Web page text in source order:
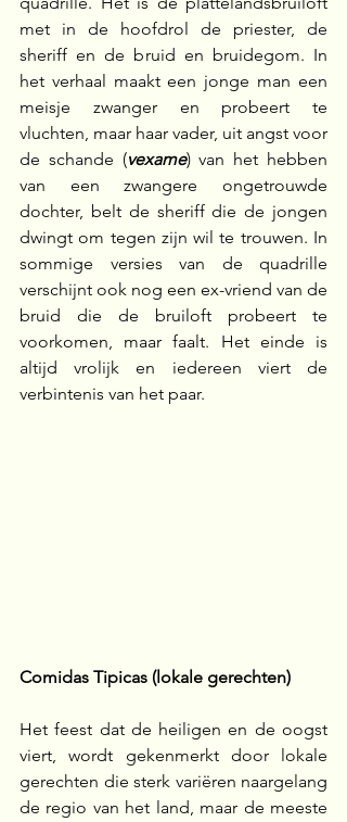
met in de hoofdrol de priester, de
sheriff en de bruid en bruidegom. In
het verhaal maakt een jonge man een
meisje zwanger en probeert te
vluchten, maar haar vader, uit angst voor
de schande (vexame) van het hebben
van een zwangere ongetrouwde
dochter, belt de sheriff die de jongen
dwingt om tegen zijn wil te trouwen. In
sommige versies van de quadrille
verschijnt ook nog een ex-vriend van de
bruid die de bruiloft probeert te
voorkomen, maar faalt. Het einde is
altijd vrolijk en iedereen viert de
verbintenis van het paar.
Comidas Tipicas (lokale gerechten)
Het feest dat de heiligen en de oogst
viert, wordt gekenmerkt door lokale
gerechten die sterk variëren naargelang
de regio van het land, maar de meeste